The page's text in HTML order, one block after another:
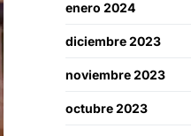
enero 2024
diciembre 2023
noviembre 2023
octubre 2023